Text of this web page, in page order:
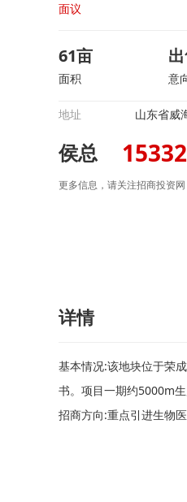
面议
61亩
面积 意
地址 山东省威
侯总
更多信息，请关注招商投资网
详情
基本情况:该地块位于荣
书。项目一期约5000m
招商方向:重点引进生物